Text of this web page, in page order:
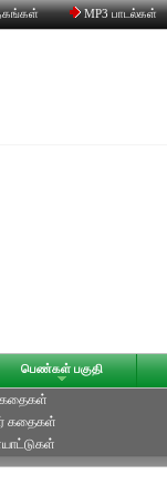
MP3 பாடல்கள்
பெண்கள் பகுதி
கதைகள்
கதைகள்